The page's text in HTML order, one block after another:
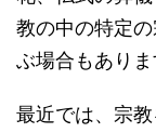
教の中の特定
ぶ場合もありま
最近では、宗